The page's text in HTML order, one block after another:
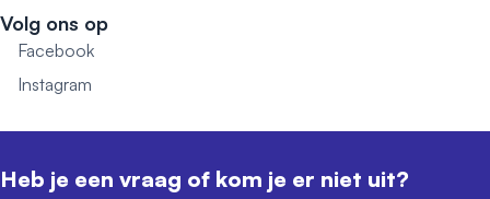
Volg ons op
Facebook
Instagram
Heb je een vraag of kom je er niet uit?